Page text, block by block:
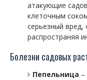
атакующие
клеточным
серьезный вред,
распространяя
Болезни садовых
Пепельница –